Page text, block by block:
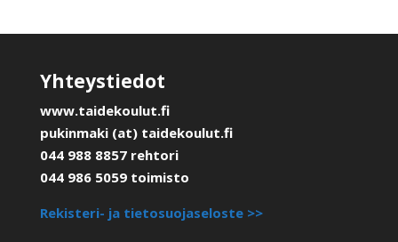
Yhteystiedot
www.taidekoulut.fi
pukinmaki (at) taidekoulut.fi
044 988 8857 rehtori
044 986 5059 toimisto
Rekisteri- ja tietosuojaseloste >>